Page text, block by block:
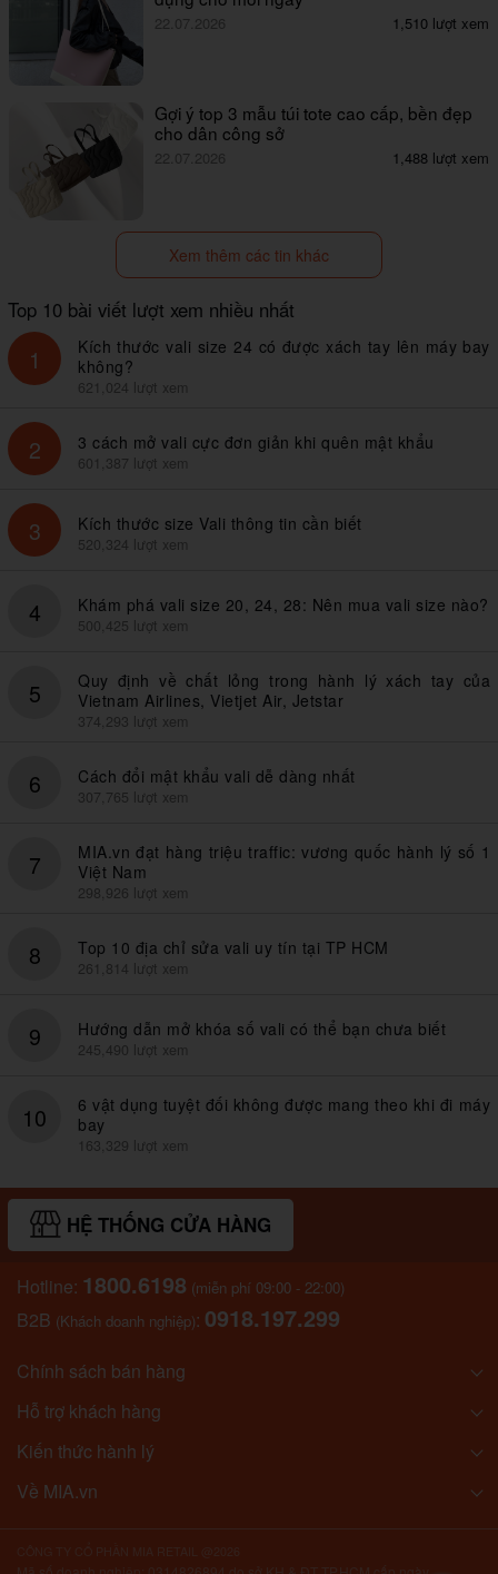
22.07.2026 1,510 lượt xem
Gợi ý top 3 mẫu túi tote cao cấp, bền đẹp
cho dân công sở
22.07.2026 1,488 lượt xem
Xem thêm các tin khác
Top 10 bài viết lượt xem nhiều nhất
1
Kích thước vali size 24 có được xách tay lên máy bay
không?
621,024 lượt xem
2 3 cách mở vali cực đơn giản khi quên mật khẩu
601,387 lượt xem
3 Kích thước size Vali thông tin cần biết
520,324 lượt xem
4 Khám phá vali size 20, 24, 28: Nên mua vali size nào?
500,425 lượt xem
5
Quy định về chất lỏng trong hành lý xách tay của
Vietnam Airlines, Vietjet Air, Jetstar
374,293 lượt xem
6 Cách đổi mật khẩu vali dễ dàng nhất
307,765 lượt xem
7
MIA.vn đạt hàng triệu traffic: vương quốc hành lý số 1
Việt Nam
298,926 lượt xem
8 Top 10 địa chỉ sửa vali uy tín tại TP HCM
261,814 lượt xem
9 Hướng dẫn mở khóa số vali có thể bạn chưa biết
245,490 lượt xem
10
6 vật dụng tuyệt đối không được mang theo khi đi máy
bay
163,329 lượt xem
HỆ THỐNG CỬA HÀNG
Hotline: 1800.6198 (miễn phí 09:00 - 22:00)
B2B (Khách doanh nghiệp): 0918.197.299
Chính sách bán hàng
Hỗ trợ khách hàng
Kiến thức hành lý
Về MIA.vn